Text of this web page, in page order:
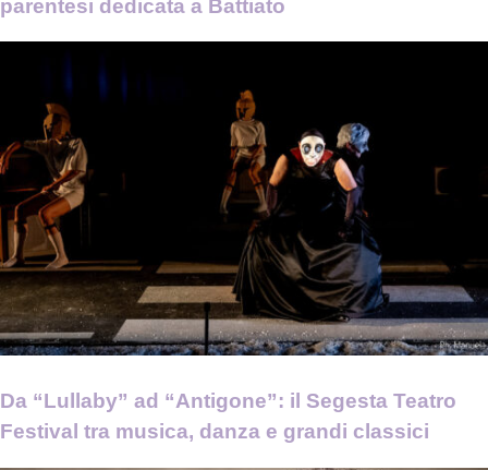
parentesi dedicata a Battiato
Da “Lullaby” ad “Antigone”: il Segesta Teatro
Festival tra musica, danza e grandi classici